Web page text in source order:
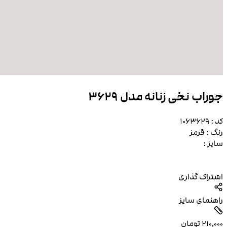
جوراب نخی زنانه مدل 3629
کد : 1063629
رنگ : قرمز
سایز :
اشتراک گذاری
راهنمای سایز
۲۱۰٬۰۰۰تومان